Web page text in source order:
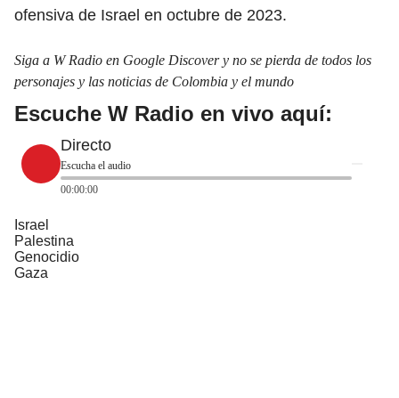
ofensiva de Israel en octubre de 2023.
Siga a W Radio en Google Discover y no se pierda de todos los
personajes y las noticias de Colombia y el mundo
Escuche W Radio en vivo aquí:
Directo
Escucha el audio
00:00:00
Israel
Palestina
Genocidio
Gaza